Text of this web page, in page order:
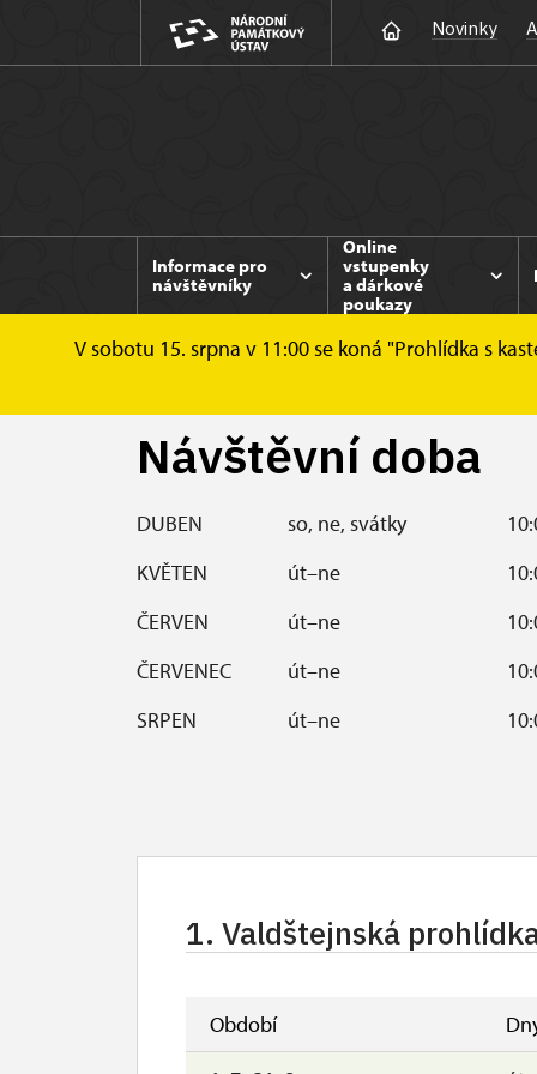
Novinky
Informace pro
návštěvníky
Online
vstupenky
a dárkové
poukazy
V sobotu 15. srpna v 11:00 se koná "Prohlídka s
Duchcov Informace pro návštěvníky
Návštěvní doba
DUBEN so, ne, svátky
KVĚTEN
út–ne
ČERVEN
út–ne
ČERVENEC
út–ne
SRPEN
út–ne
Polední přestávka v zámecké
Prohlídka se koná, pokud jsou
Návštěvní doba okruhu "Pavilon
doporučujeme tel. rezervaci.
1. Valdštejnská
Období